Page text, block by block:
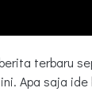
terbaru
Apa saja